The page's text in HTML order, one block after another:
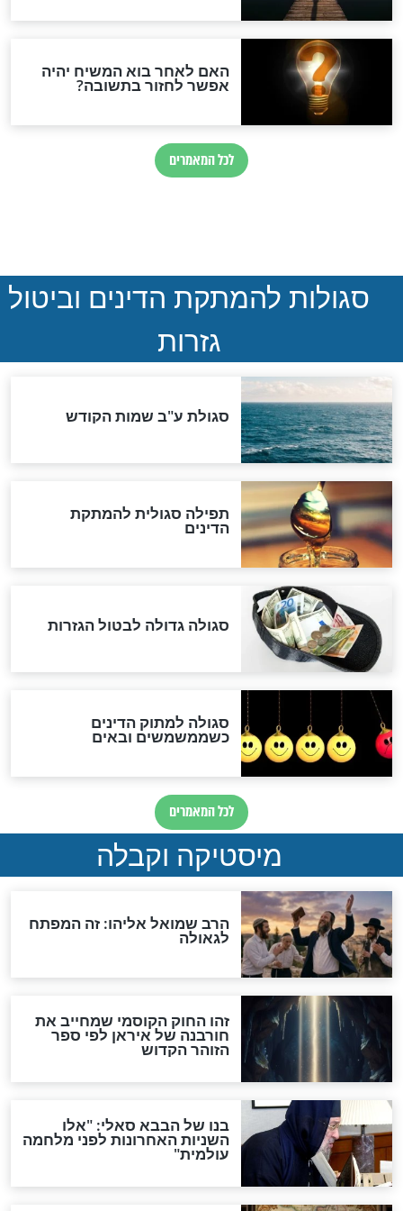
חדשות יהדות
הותר לפרסום: לוחמי מילואים
נהרגו בדרום לבנון
ההסכם החשאי של טראמפ
ואיראן: בלי שקיפות ועם הרבה
סימני שאלה
המסמך האבוד שנחשף
במרתפי מוסקבה: כתב היד
הנדיר של הרשב"ם התגלה
"מודה לקב"ה על כל השנים"
לכל המאמרים
אחרית הימים
האם אפשר לחשב את הקץ?
מה יהיה בימות המשיח?
"לפני הגאולה תהיה אפיקורסות
והכחשה גדולה מאוד של
האמונה"
האם לאחר בוא המשיח יהיה